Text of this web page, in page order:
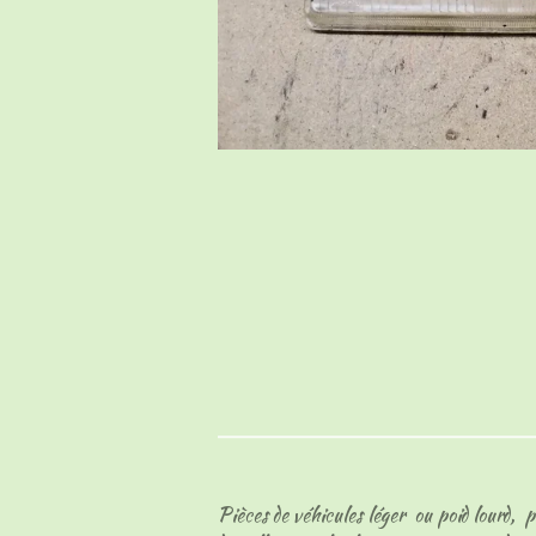
Pièces de véhicules léger ou poid